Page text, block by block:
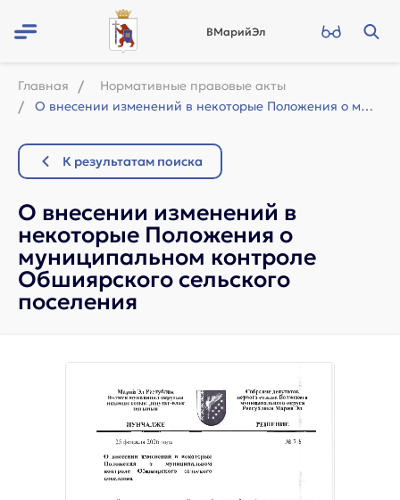
ВМарийЭл
Главная
Нормативные правовые акты
О внесении изменений в некоторые Положения о муниципальном контроле Обшиярского ...
К результатам поиска
О внесении изменений в
некоторые Положения о
муниципальном контроле
Обшиярского сельского
поселения